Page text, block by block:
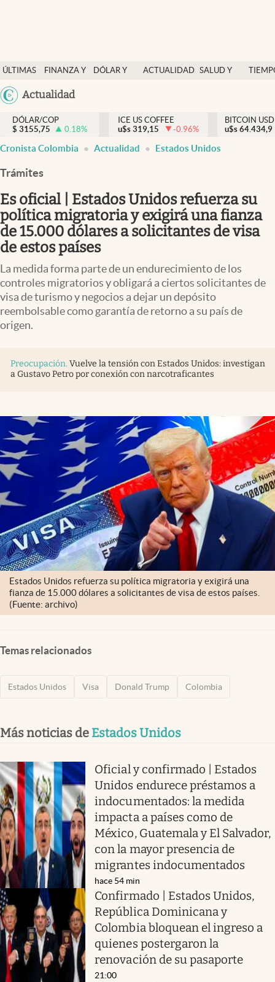
ÚLTIMAS
NOTICIAS
FINANZA Y
DÓLAR Y
ACTUALIDAD SALUD Y
México
Actualidad
Salud y nutrición
Vida espiritual
Actualidad
Colombia
DÓLAR/COP
$ 3155,75 0.18%
ICE US COFFEE
u$s 319,15 -0.96%
BITCOIN USD
u$s 64.434,9
Cronista Colombia Actualidad Estados Unidos
Trámites
Es oficial | Estados Unidos refuerza su
política migratoria y exigirá una fianza
de 15.000 dólares a solicitantes de visa
de estos países
La medida forma parte de un endurecimiento de los
controles migratorios y obligará a ciertos solicitantes de
visa de turismo y negocios a dejar un depósito
reembolsable como garantía de retorno a su país de
origen.
Preocupación. Vuelve la tensión con Estados Unidos: investigan
a Gustavo Petro por conexión con narcotraficantes
Estados Unidos refuerza su política migratoria y exigirá una
fianza de 15.000 dólares a solicitantes de visa de estos países.
(Fuente: archivo)
Temas relacionados
Estados Unidos Visa Donald Trump Colombia
Más noticias de Estados Unidos
Oficial y confirmado | Estados
Unidos endurece préstamos a
indocumentados: la medida
impacta a países como de
México, Guatemala y El Salvador,
con la mayor presencia de
migrantes indocumentados
hace 54 min
Confirmado | Estados Unidos,
República Dominicana y
Colombia bloquean el ingreso a
quienes postergaron la
renovación de su pasaporte
21:00